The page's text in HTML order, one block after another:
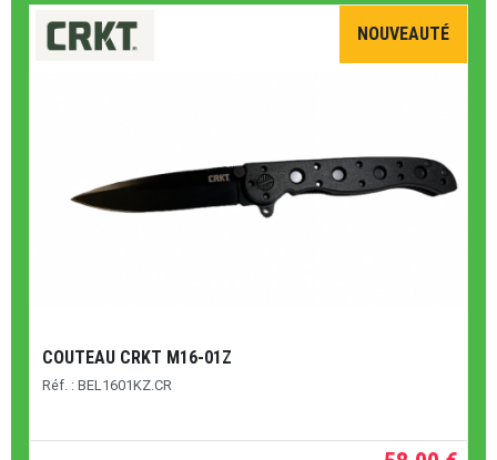
NOUVEAUTÉ
COUTEAU CRKT M16-01Z
Réf. : BEL1601KZ.CR